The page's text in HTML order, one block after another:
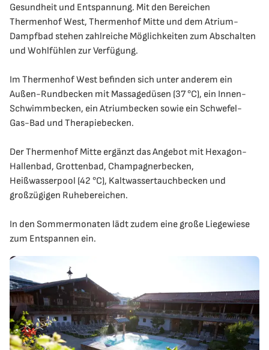
Gesundheit und Entspannung. Mit den Bereichen
Thermenhof West, Thermenhof Mitte und dem Atrium-
Dampfbad stehen zahlreiche Möglichkeiten zum Abschalten
und Wohlfühlen zur Verfügung.
Im Thermenhof West befinden sich unter anderem ein
Außen-Rundbecken mit Massagedüsen (37 °C), ein Innen-
Schwimmbecken, ein Atriumbecken sowie ein Schwefel-
Gas-Bad und Therapiebecken.
Der Thermenhof Mitte ergänzt das Angebot mit Hexagon-
Hallenbad, Grottenbad, Champagnerbecken,
Heißwasserpool (42 °C), Kaltwassertauchbecken und
großzügigen Ruhebereichen.
In den Sommermonaten lädt zudem eine große Liegewiese
zum Entspannen ein.